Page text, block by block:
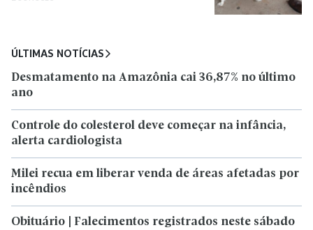
ÚLTIMAS NOTÍCIAS
Desmatamento na Amazônia cai 36,87% no último
ano
Controle do colesterol deve começar na infância,
alerta cardiologista
Milei recua em liberar venda de áreas afetadas por
incêndios
Obituário | Falecimentos registrados neste sábado